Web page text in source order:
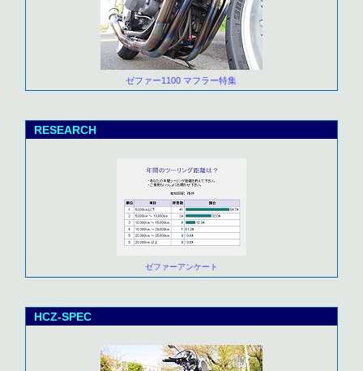
ゼファー1100 マフラー特集
RESEARCH
ゼファーアンケート
HCZ-SPEC